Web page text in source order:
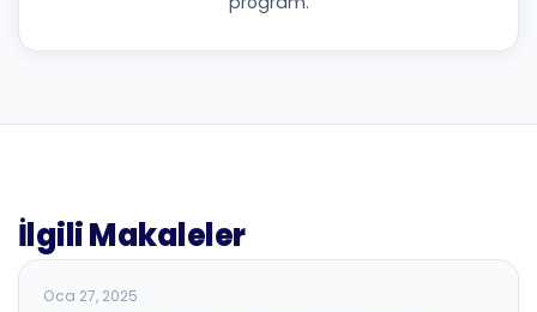
İlgili Makaleler
BLOG
Oca 27, 2025